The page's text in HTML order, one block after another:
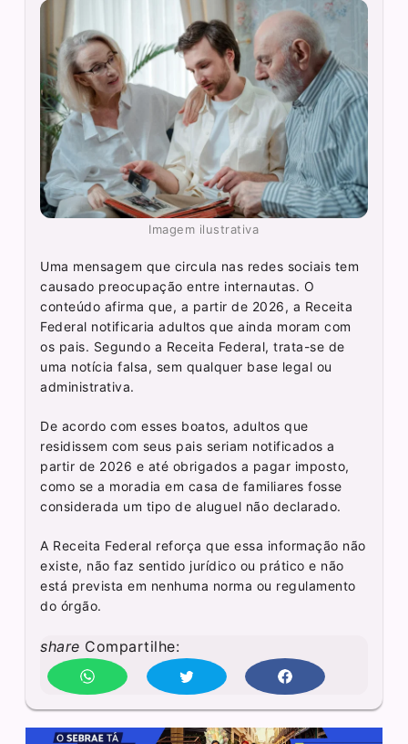
Imagem ilustrativa
Uma mensagem que circula nas redes sociais tem
causado preocupação entre internautas. O
conteúdo afirma que, a partir de 2026, a Receita
Federal notificaria adultos que ainda moram com
os pais. Segundo a Receita Federal, trata-se de
uma notícia falsa, sem qualquer base legal ou
administrativa.
De acordo com esses boatos, adultos que
residissem com seus pais seriam notificados a
partir de 2026 e até obrigados a pagar imposto,
como se a moradia em casa de familiares fosse
considerada um tipo de aluguel não declarado.
A Receita Federal reforça que essa informação não
existe, não faz sentido jurídico ou prático e não
está prevista em nenhuma norma ou regulamento
do órgão.
share Compartilhe: